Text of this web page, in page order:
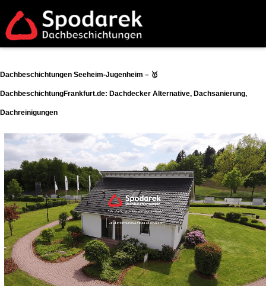
Dachbeschichtungen Seeheim-Jugenheim – 🥇
DachbeschichtungFrankfurt.de: Dachdecker Alternative, Dachsanierung,
Dachreinigungen